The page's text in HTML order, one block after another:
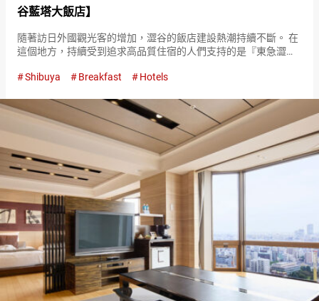
谷藍塔大飯店】
隨著訪日外國觀光客的增加，澀谷的飯店建設熱潮持續不斷。 在
這個地方，持續受到追求高品質住宿的人們支持的是『東急澀谷
樣的飯店齊聚的澀谷，為什麼『東急澀谷藍塔大飯店…
Shibuya Breakfast Hotels